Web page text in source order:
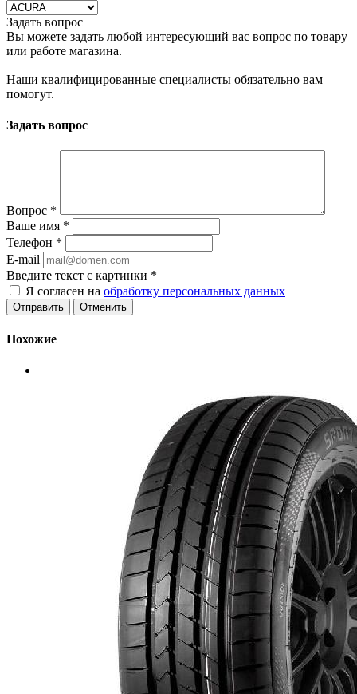
Задать вопрос
Вы можете задать любой интересующий вас вопрос по товару
или работе магазина.
Наши квалифицированные специалисты обязательно вам
помогут.
Задать вопрос
Вопрос *
Ваше имя *
Телефон *
E-mail
Введите текст с картинки *
Я согласен на обработку персональных данных
Отменить
Похожие